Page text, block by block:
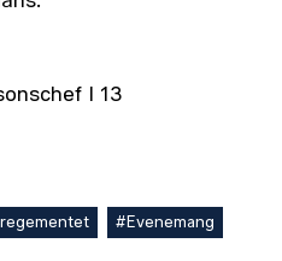
I 13
#Evenemang